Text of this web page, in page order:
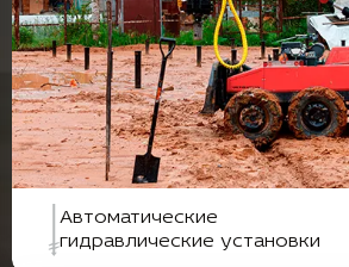
Автоматические
гидравлические установки